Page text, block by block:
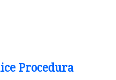
Procedura